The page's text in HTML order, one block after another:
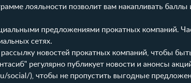
лояльности позволит вам накапливать
предложениями прокатных компаний.
сетях.
новостей прокатных компаний, чтобы
регулярно публикует новости и анонсы
social/), чтобы не пропустить выгодные